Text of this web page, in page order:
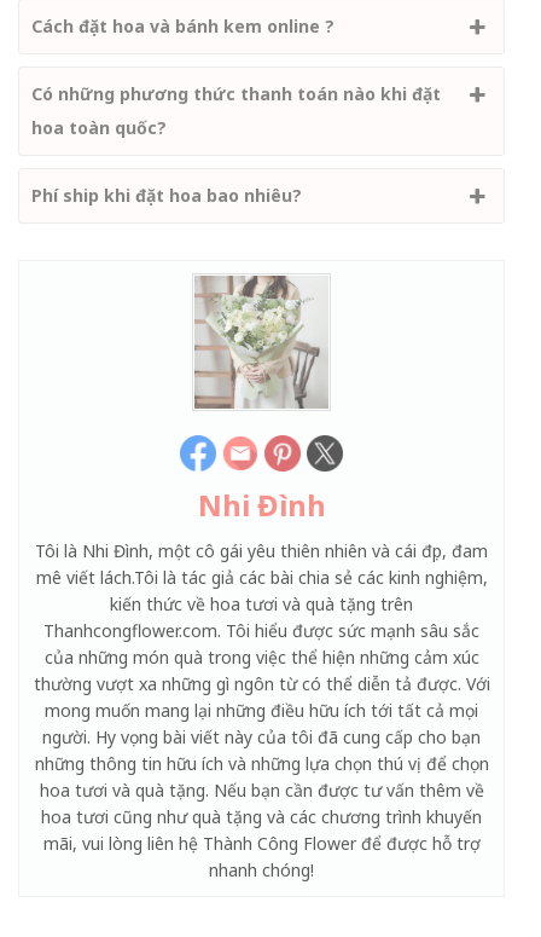
Cách đặt hoa và bánh kem online ?
Có những phương thức thanh toán nào khi đặt
hoa toàn quốc?
Phí ship khi đặt hoa bao nhiêu?
Nhi Đình
Tôi là Nhi Đình, một cô gái yêu thiên nhiên và cái đẹp, đam
mê viết lách.Tôi là tác giả các bài chia sẻ các kinh nghiệm,
kiến thức về hoa tươi và quà tặng trên
Thanhcongflower.com. Tôi hiểu được sức mạnh sâu sắc
của những món quà trong việc thể hiện những cảm xúc
thường vượt xa những gì ngôn từ có thể diễn tả được. Với
mong muốn mang lại những điều hữu ích tới tất cả mọi
người. Hy vọng bài viết này của tôi đã cung cấp cho bạn
những thông tin hữu ích và những lựa chọn thú vị để chọn
hoa tươi và quà tặng. Nếu bạn cần được tư vấn thêm về
hoa tươi cũng như quà tặng và các chương trình khuyến
mãi, vui lòng liên hệ Thành Công Flower để được hỗ trợ
nhanh chóng!